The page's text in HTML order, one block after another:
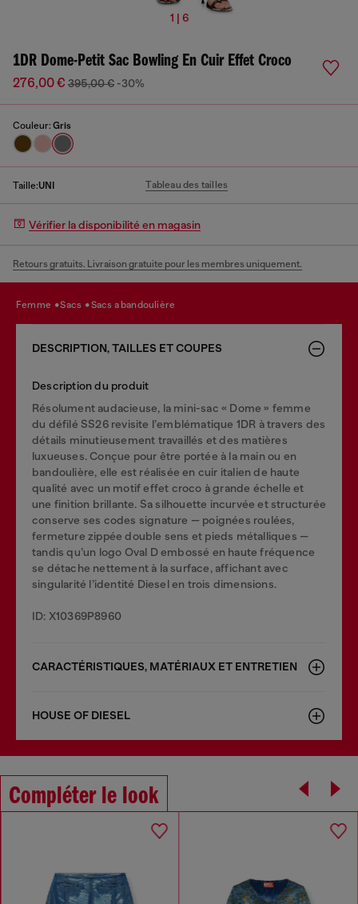
1 | 6
1DR Dome-Petit Sac Bowling En Cuir Effet Croco
276,00 € 395,00 € -30%
Couleur: Gris
Taille:UNI Tableau des tailles
Vérifier la disponibilité en magasin
Retours gratuits. Livraison gratuite pour les membres uniquement.
femme sacs sacs a bandoulière
DESCRIPTION, TAILLES ET COUPES
Description du produit
Résolument audacieuse, la mini-sac « Dome » femme
du défilé SS26 revisite l’emblématique 1DR à travers des
détails minutieusement travaillés et des matières
luxueuses. Conçue pour être portée à la main ou en
bandoulière, elle est réalisée en cuir italien de haute
qualité avec un motif effet croco à grande échelle et
une finition brillante. Sa silhouette incurvée et structurée
conserve ses codes signature — poignées roulées,
fermeture zippée double sens et pieds métalliques —
tandis qu’un logo Oval D embossé en haute fréquence
se détache nettement à la surface, affichant avec
singularité l’identité Diesel en trois dimensions.
ID: X10369P8960
CARACTÉRISTIQUES, MATÉRIAUX ET ENTRETIEN
HOUSE OF DIESEL
Compléter le look